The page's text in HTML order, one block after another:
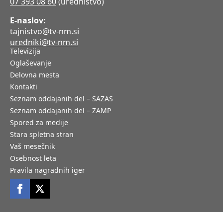
E-naslov:
tajnistvo@tv-nm.si
uredniki@tv-nm.si
Televizija
Oglaševanje
Delovna mesta
Kontakti
Seznam oddajanih del – SAZAS
Seznam oddajanih del – ZAMP
Spored za medije
Stara spletna stran
Vaš mesečnik
Osebnost leta
Pravila nagradnih iger